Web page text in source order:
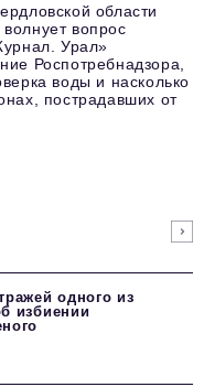
области
вопрос
Урал»
Роспотребнадзора,
воды и насколько
пострадавших от
одного из
избиении